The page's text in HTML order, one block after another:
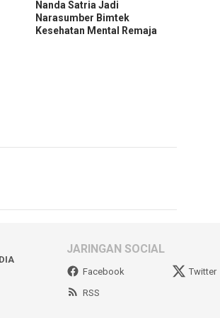
Nanda Satria Jadi
Narasumber Bimtek
Kesehatan Mental Remaja
JARINGAN SOCIAL
Facebook Twitter
RSS